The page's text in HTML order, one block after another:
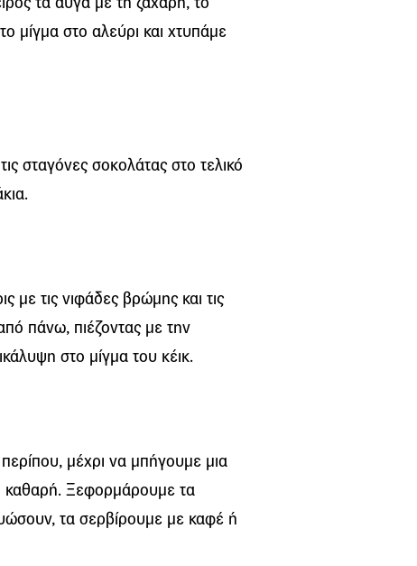
μίγμα στο αλεύρι και χτυπάμε
σταγόνες σοκολάτας στο τελικό
με τις νιφάδες βρώμης και τις
πάνω, πιέζοντας με την
στο μίγμα του κέικ.
μέχρι να μπήγουμε μια
καθαρή. Ξεφορμάρουμε τα
τα σερβίρουμε με καφέ ή